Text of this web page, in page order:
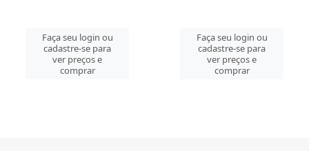
Faça seu login ou
cadastre-se para
ver preços e
comprar
Faça seu login ou
cadastre-se para
ver preços e
comprar